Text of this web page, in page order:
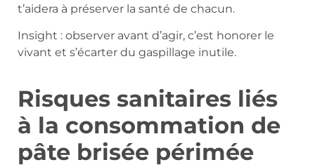
t’aidera à préserver la santé de chacun.
Insight : observer avant d’agir, c’est honorer le
vivant et s’écarter du gaspillage inutile.
Risques sanitaires liés
à la consommation de
pâte brisée périmée